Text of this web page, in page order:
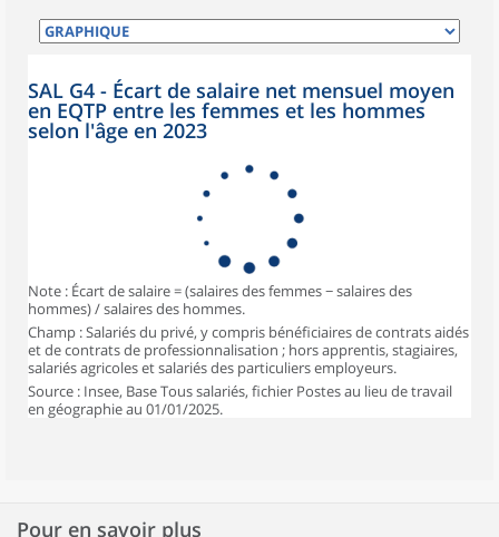
SAL G4 - Écart de salaire net mensuel moyen
en EQTP entre les femmes et les hommes
selon l'âge en 2023
Note : Écart de salaire = (salaires des femmes − salaires des
hommes) / salaires des hommes.
Champ : Salariés du privé, y compris bénéficiaires de contrats aidés
et de contrats de professionnalisation ; hors apprentis, stagiaires,
salariés agricoles et salariés des particuliers employeurs.
Source : Insee, Base Tous salariés, fichier Postes au lieu de travail
en géographie au 01/01/2025.
Pour en savoir plus